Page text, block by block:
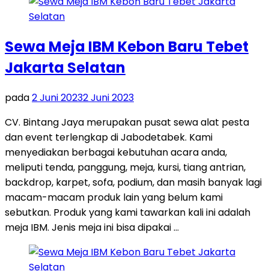
Sewa Meja IBM Kebon Baru Tebet
Jakarta Selatan
pada2 Juni 20232 Juni 2023
CV. Bintang Jaya merupakan pusat sewa alat pesta
dan event terlengkap di Jabodetabek. Kami
menyediakan berbagai kebutuhan acara anda,
meliputi tenda, panggung, meja, kursi, tiang antrian,
backdrop, karpet, sofa, podium, dan masih banyak lagi
macam-macam produk lain yang belum kami
sebutkan. Produk yang kami tawarkan kali ini adalah
meja IBM. Jenis meja ini bisa dipakai …